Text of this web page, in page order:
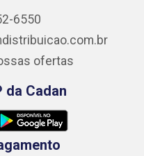
6550
ofertas
da Cadan